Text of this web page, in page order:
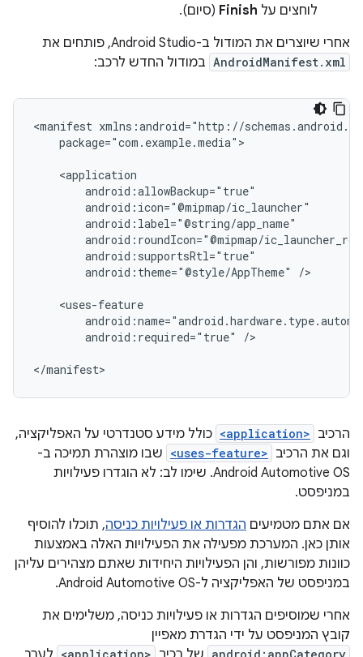
לוחצים על Finish (סיום).
אחרי שיוצרים את המודול ב-Android Studio, פותחים את
AndroidManifest.xml במודול החדש לרכב:
<manifest
package="com.example.media">
android:theme="@style/AppTheme"
/>
android:required="true" />
הרכיב <application> כולל מידע סטנדרטי על האפליקציה,
וגם את הרכיב <uses-feature> שבו מוצהרת תמיכה ב-
Android Automotive OS. שימו לב: לא הוגדרו פעילויות
במניפסט.
אם אתם מטמיעים הגדרות או פעילויות כניסה, תוכלו להוסיף
אותן כאן. המערכת מפעילה את הפעילויות האלה באמצעות
כוונות מפורשות, והן הפעילויות היחידות שאתם מצהירים עליהן
במניפסט של האפליקציה ל-Android Automotive OS.
אחרי שמוסיפים הגדרות או פעילויות כניסה, משלימים את
קובץ המניפסט על ידי הגדרת מאפיין